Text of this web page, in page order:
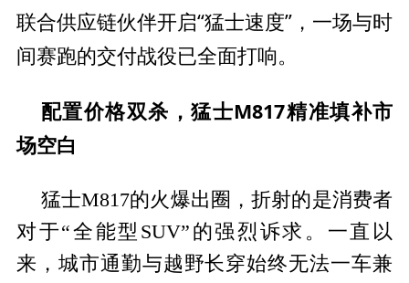
联合供应链伙伴开启“猛士速度”，一场与时
间赛跑的交付战役已全面打响。
配置价格双杀，猛士M817精准填补市
场空白
猛士M817的火爆出圈，折射的是消费者
对于“全能型SUV”的强烈诉求。一直以
来，城市通勤与越野长穿始终无法一车兼